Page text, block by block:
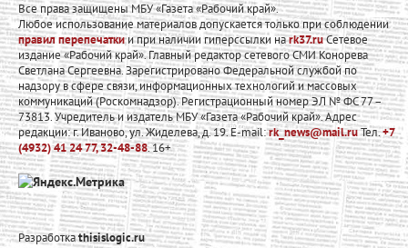
Все права защищены МБУ «Газета «Рабочий край».
Любое использование материалов допускается только при соблюдении
правил перепечаткии при наличии гиперссылки наrk37.ruСетевое
издание «Рабочий край». Главный редактор сетевого СМИ Конорева
Светлана Сергеевна. Зарегистрировано Федеральной службой по
надзору в сфере связи, информационных технологий и массовых
коммуникаций (Роскомнадзор). Регистрационный номер ЭЛ № ФС 77 –
73813. Учредитель и издатель МБУ «Газета «Рабочий край». Адрес
редакции: г. Иваново, ул. Жиделева, д. 19. E-mail:rk_news@mail.ruТел.+7
(4932) 41 24 77, 32-48-88. 16+
Разработкаthisislogic.ru